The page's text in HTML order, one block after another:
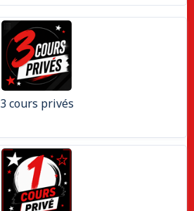
3 cours privés